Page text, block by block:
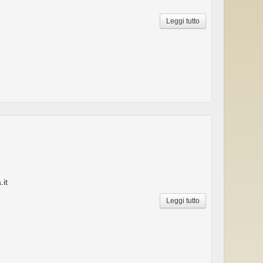
Leggi tutto
Leggi tutto